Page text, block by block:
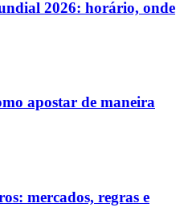
2026: horário, onde
apostar de maneira
mercados, regras e